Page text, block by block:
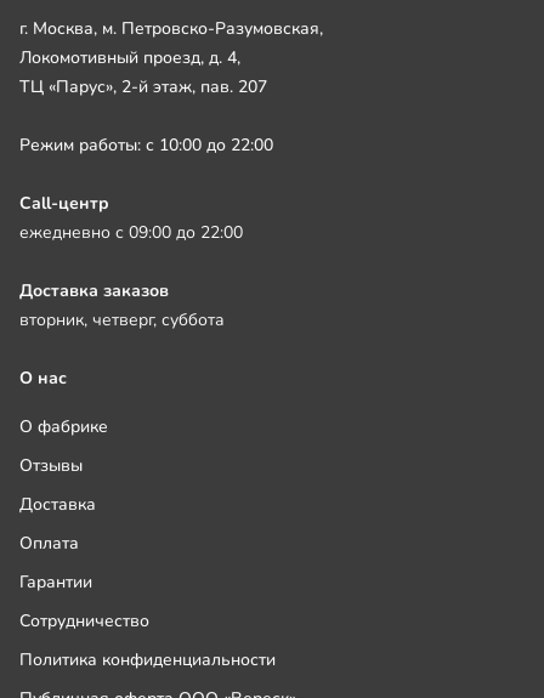
г. Москва, м. Петровско-Разумовская,
Локомотивный проезд, д. 4,
ТЦ «Парус», 2-й этаж, пав. 207
Режим работы: с 10:00 до 22:00
Call-центр
ежедневно с 09:00 до 22:00
Доставка заказов
вторник, четверг, суббота
О нас
О фабрике
Отзывы
Доставка
Оплата
Гарантии
Сотрудничество
Политика конфиденциальности